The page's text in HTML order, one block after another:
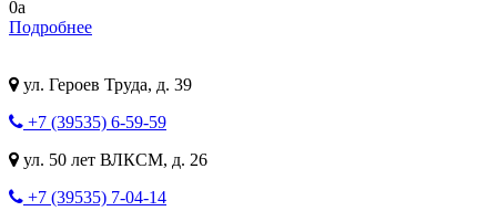
0a
Подробнее
ул. Героев Труда, д. 39
+7 (39535) 6-59-59
ул. 50 лет ВЛКСМ, д. 26
+7 (39535) 7-04-14